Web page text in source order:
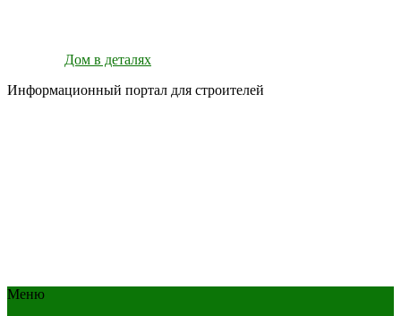
Дом в деталях
Информационный портал для строителей
Меню